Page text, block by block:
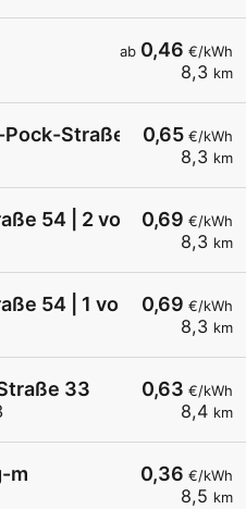
ab 0,46 €/kWh
8,3 km
0,65 €/kWh
8,3 km
Pock-Straße
0,69 €/kWh
8,3 km
54 | 2 von 2
0,69 €/kWh
8,3 km
54 | 1 von 2 (HPC)
0,63 €/kWh
8,4 km
33
0,36 €/kWh
8,5 km
m